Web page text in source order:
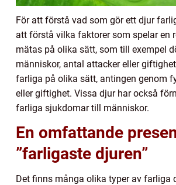
För att förstå vad som gör ett djur
att förstå vilka faktorer som spelar en
mätas på olika sätt, som till exempel
människor, antal attacker eller
farliga på olika sätt, antingen genom
eller giftighet. Vissa djur har också
farliga sjukdomar till människor.
En omfattande
”farligaste djuren”
Det finns många olika typer av farliga